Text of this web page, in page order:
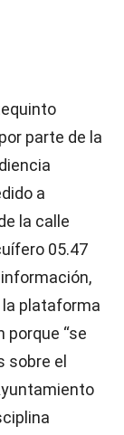
parte de la
a
la calle
05.47
la plataforma
“se
sobre el